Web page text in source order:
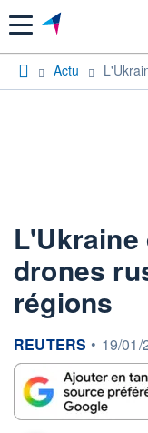
Menu
Actu
drones
régions
information fournie
REUTERS • 19/01/